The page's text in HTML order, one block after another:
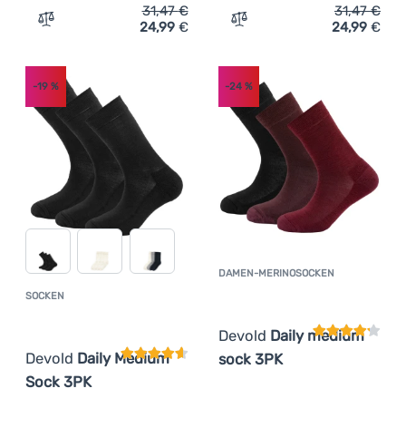
uns
Anmelden /
Registrieren
Zum Vergleich 'Socken Devold Daily Medium Sock 3PK'
31,47€
24,99 € Zum Vergleich 'Socken
31,47€
24,99 €
SOCKEN
Devold Daily Medium
Sock 3PK
-19 %
DAMEN-MERINOSOCKEN
Devold Daily medium
sock 3PK
-24%